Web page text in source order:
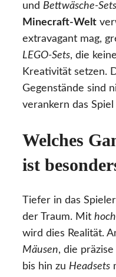
und Bettwäsche-Sets
Minecraft-Welt
extravagant mag,
LEGO-Sets, die
Kreativität setzen.
Gegenstände sind
verankern das
Welches
ist
Tiefer in das
der Traum. Mit
wird dies Realität.
Mäusen, die
bis hin zu Headsets